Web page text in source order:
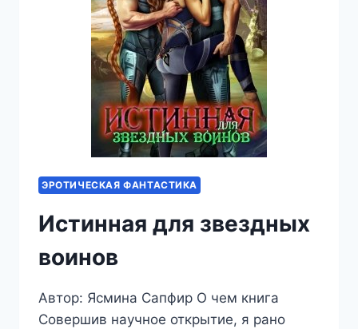
ЭРОТИЧЕСКАЯ ФАНТАСТИКА
Истинная для звездных
воинов
Автор: Ясмина Сапфир О чем книга
Совершив научное открытие, я рано